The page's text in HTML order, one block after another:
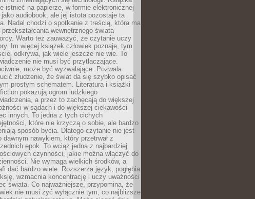
istnieć na papierze, w formie elektronicznej
jako audiobook, ale jej istota pozostaje ta
Nadal chodzi o spotkanie z treścią, która ma
przekształcania wewnętrznego świata
Warto też zauważyć, że czytanie uczy
Im więcej książek człowiek poznaje, tym
odkrywa, jak wiele jeszcze nie wie. To
nie musi być przytłaczające.
może być wyzwalające. Pozwala
złudzenie, że świat da się szybko opisać
prostym schematem. Literatura i książki
pokazują ogrom ludzkiego
a przez to zachęcają do większej
w sądach i do większej ciekawości
innych. To jedna z tych cichych
które nie krzyczą o sobie, ale bardzo
sposób bycia. Dlatego czytanie nie jest
dawnym nawykiem, który przetrwał z
epok. To wciąż jedna z najbardziej
czynności, jakie można włączyć do
Nie wymaga wielkich środków, a
dać bardzo wiele. Rozszerza język, pogłębia
wzmacnia koncentrację i uczy uważności
świata. Co najważniejsze, przypomina, że
nie musi żyć wyłącznie tym, co najbliższe